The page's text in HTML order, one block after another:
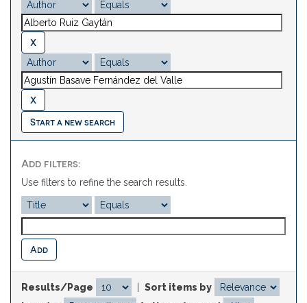
Start a new search
Add filters:
Use filters to refine the search results.
Results/Page
Sort items by